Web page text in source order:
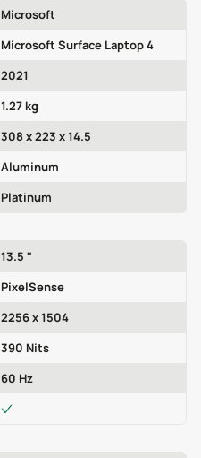
Microsoft
Microsoft Surface Laptop 4
2021
1.27 kg
308 x 223 x 14.5
Aluminum
Platinum
13.5 "
PixelSense
2256 x 1504
390 Nits
60 Hz